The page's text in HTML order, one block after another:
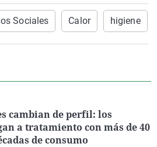
Sociales Calor higiene
cambian de perfil: los
a tratamiento con más de 40
de consumo